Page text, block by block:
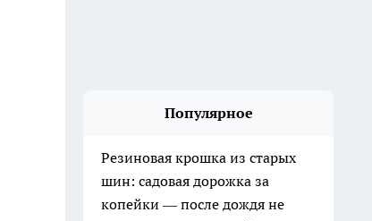
Популярное
Резиновая крошка из старых
шин: садовая дорожка за
копейки — после дождя не